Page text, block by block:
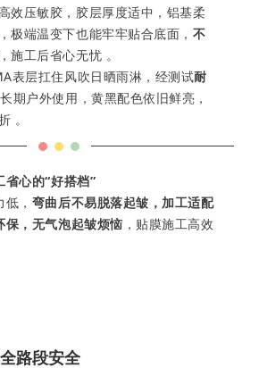
效压敏胶，胶层厚度适中，铝基柔
极端温变下也能牢牢贴合底面， 不
，施工后省心无忧 。
表层扛住风吹日晒雨淋，经测试耐
长期户外使用，黄黑配色依旧鲜亮，
。
省心的“好搭档”
， 弯曲后不易脱落起皱，加工适配
保，无气泡起皱烦恼 ，贴膜施工高效
路段安全